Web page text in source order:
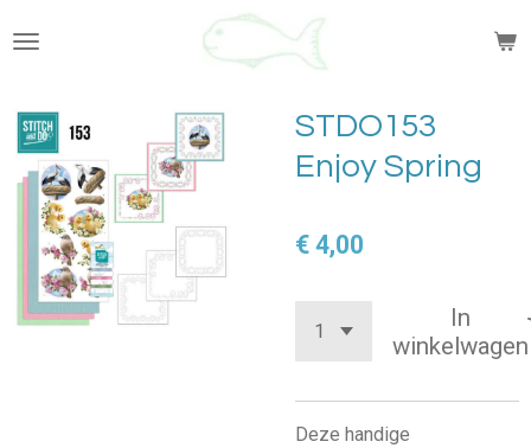
direct
de
hoofdinhoud
STDO153
Enjoy Spring
€ 4,00
In
winkelwagen
Deze handige